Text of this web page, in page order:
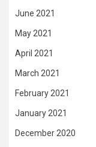
June 2021
May 2021
April 2021
March 2021
February 2021
January 2021
December 2020